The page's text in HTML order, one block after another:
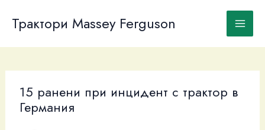
content
Трактори Massey Ferguson
15 ранени при инцидент с трактор в
Германия